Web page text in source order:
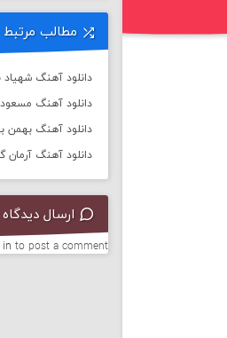
مطالب مرتبط
دانلود آهنگ
دانلود آهنگ مسعود
دانلود آهنگ بهمن
دانلود آهنگ آرمان
ارسال
to post a comment.